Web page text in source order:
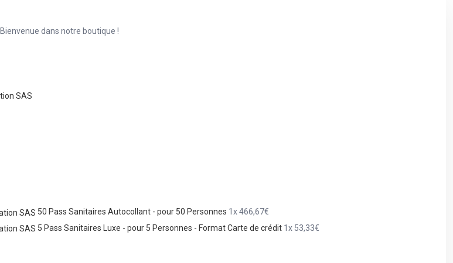
Bienvenue dans notre boutique !
50 Pass Sanitaires Autocollant - pour 50 Personnes 1x466,67€
5 Pass Sanitaires Luxe - pour 5 Personnes - Format Carte de crédit 1x 53,33€